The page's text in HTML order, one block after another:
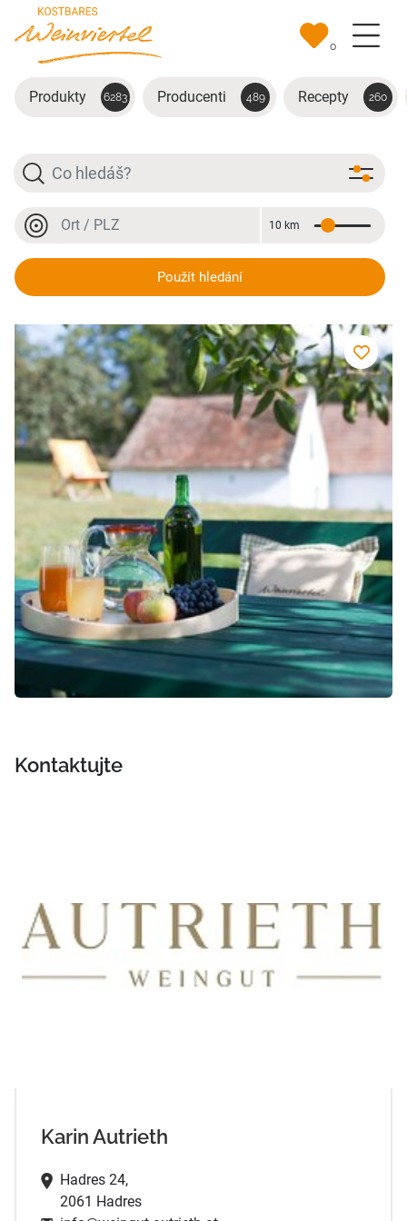
Přejít na hlavní obsah
0
Produkty 6283 Producenti 489 Recepty 260
Hledat
Místo nebo PSČ
Vzdálenost
10 km
Použít hledání
Süßweine
Kontaktujte
Karin Autrieth
Hadres 24,
2061 Hadres